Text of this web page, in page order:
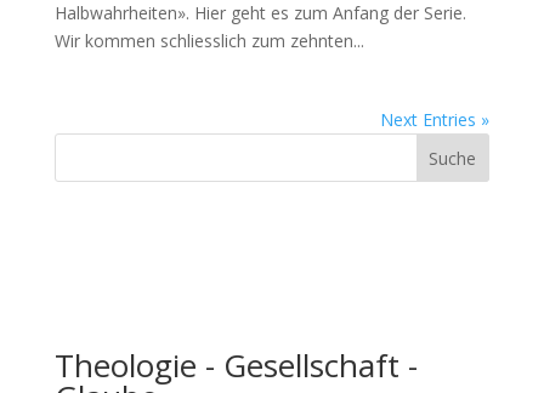
Halb­wahrheit­en». Hier geht es zum Anfang der Serie.
Wir kom­men schliesslich zum zehn­ten...
Next Entries »
Theologie - Gesellschaft -